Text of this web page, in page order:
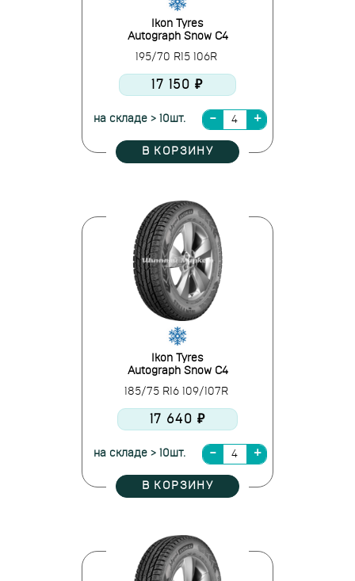
Ikon Tyres
Autograph Snow C4
195/70 R15 106R
17 150 ₽
на складе > 10шт.
В КОРЗИНУ
Ikon Tyres
Autograph Snow C4
185/75 R16 109/107R
17 640 ₽
на складе > 10шт.
В КОРЗИНУ